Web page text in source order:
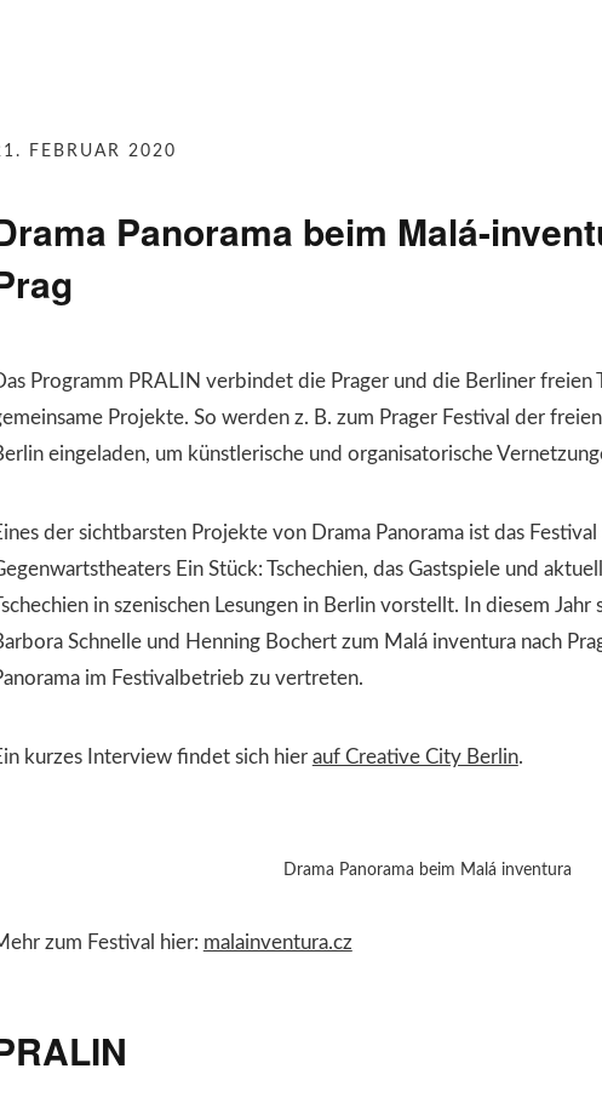
FEBRUAR 2020
Panorama beim Malá-
Programm PRALIN verbindet die Prager und die Berliner freien
Projekte. So werden z. B. zum Prager Festival der
eingeladen, um künstlerische und organisatorische
der sichtbarsten Projekte von Drama Panorama ist das Festival
Ein Stück: Tschechien, das Gastspiele und
in szenischen Lesungen in Berlin vorstellt. In diesem
Schnelle und Henning Bochert zum Malá inventura nach
im Festivalbetrieb zu vertreten.
kurzes Interview findet sich hier auf Creative City Berlin.
Drama Panorama beim Malá inventura
zum Festival hier: malainventura.cz